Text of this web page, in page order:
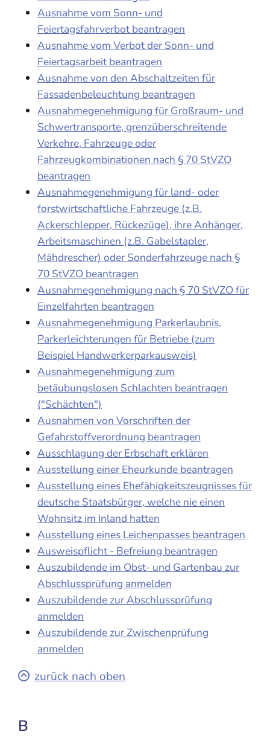
Ausnahme vom Sonn- und
Feiertagsfahrverbot beantragen
Ausnahme vom Verbot der Sonn- und
Feiertagsarbeit beantragen
Ausnahme von den Abschaltzeiten für
Fassadenbeleuchtung beantragen
Ausnahmegenehmigung für Großraum- und
Schwertransporte, grenzüberschreitende
Verkehre, Fahrzeuge oder
Fahrzeugkombinationen nach § 70 StVZO
beantragen
Ausnahmegenehmigung für land- oder
forstwirtschaftliche Fahrzeuge (z.B.
Ackerschlepper, Rückezüge), ihre Anhänger,
Arbeitsmaschinen (z.B. Gabelstapler,
Mähdrescher) oder Sonderfahrzeuge nach §
70 StVZO beantragen
Ausnahmegenehmigung nach § 70 StVZO für
Einzelfahrten beantragen
Ausnahmegenehmigung Parkerlaubnis,
Parkerleichterungen für Betriebe (zum
Beispiel Handwerkerparkausweis)
Ausnahmegenehmigung zum
betäubungslosen Schlachten beantragen
("Schächten")
Ausnahmen von Vorschriften der
Gefahrstoffverordnung beantragen
Ausschlagung der Erbschaft erklären
Ausstellung einer Eheurkunde beantragen
Ausstellung eines Ehefähigkeitszeugnisses für
deutsche Staatsbürger, welche nie einen
Wohnsitz im Inland hatten
Ausstellung eines Leichenpasses beantragen
Ausweispflicht - Befreiung beantragen
Auszubildende im Obst- und Gartenbau zur
Abschlussprüfung anmelden
Auszubildende zur Abschlussprüfung
anmelden
Auszubildende zur Zwischenprüfung
anmelden
zurück nach oben
B